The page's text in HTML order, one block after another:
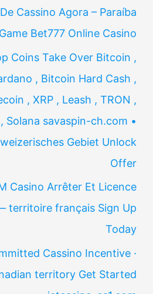
Cassino Agora – Paraíba
Bet777 Online Casino
Coins Take Over Bitcoin ,
, Bitcoin Hard Cash ,
, XRP , Leash , TRON ,
Solana savaspin-ch.com •
Gebiet Unlock
Offer
Casino Arrêter Et Licence
territoire français Sign Up
Today
Cassino Incentive ·
territory Get Started